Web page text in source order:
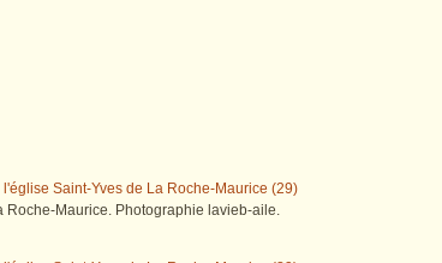
Roche-Maurice. Photographie lavieb-aile.